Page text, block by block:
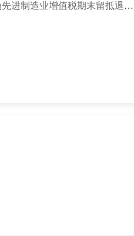
政策解读 关于《国家税务总局关于明确先进制造业增值税期末留抵退税征管问题的公告》的解读